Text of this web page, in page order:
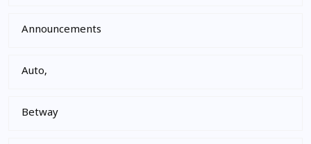
Announcements
Auto,
Betway